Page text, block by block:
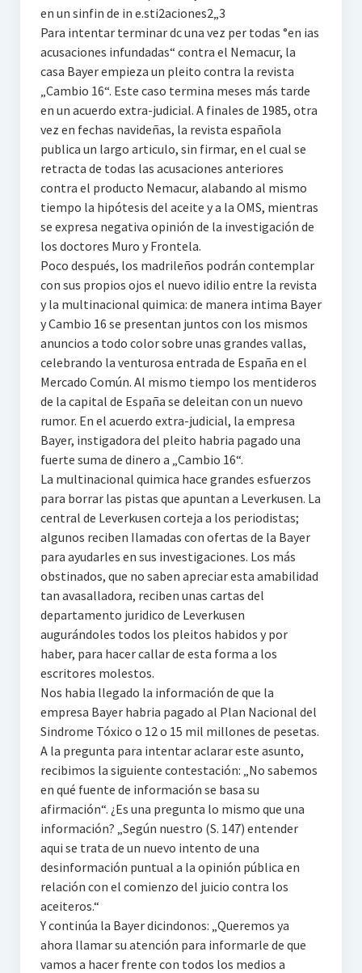
en un sinfin de in e.sti2aciones2„3
Para intentar terminar dc una vez per todas °en ias
acusaciones infundadas“ contra el Nemacur, la
casa Bayer empieza un pleito contra la revista
„Cambio 16“. Este caso termina meses más tarde
en un acuerdo extra-judicial. A finales de 1985, otra
vez en fechas navideñas, la revista española
publica un largo articulo, sin firmar, en el cual se
retracta de todas las acusaciones anteriores
contra el producto Nemacur, alabando al mismo
tiempo la hipótesis del aceite y a la OMS, mientras
se expresa negativa opinión de la investigación de
los doctores Muro y Frontela.
Poco después, los madrileños podrán contemplar
con sus propios ojos el nuevo idilio entre la revista
y la multinacional quimica: de manera intima Bayer
y Cambio 16 se presentan juntos con los mismos
anuncios a todo color sobre unas grandes vallas,
celebrando la venturosa entrada de España en el
Mercado Común. Al mismo tiempo los mentideros
de la capital de España se deleitan con un nuevo
rumor. En el acuerdo extra-judicial, la empresa
Bayer, instigadora del pleito habria pagado una
fuerte suma de dinero a „Cambio 16“.
La multinacional quimica hace grandes esfuerzos
para borrar las pistas que apuntan a Leverkusen. La
central de Leverkusen corteja a los periodistas;
algunos reciben Ilamadas con ofertas de la Bayer
para ayudarles en sus investigaciones. Los más
obstinados, que no saben apreciar esta amabilidad
tan avasalladora, reciben unas cartas del
departamento juridico de Leverkusen
augurándoles todos los pleitos habidos y por
haber, para hacer callar de esta forma a los
escritores molestos.
Nos habia llegado la información de que la
empresa Bayer habria pagado al Plan Nacional del
Sindrome Tóxico o 12 o 15 mil millones de pesetas.
A la pregunta para intentar aclarar este asunto,
recibimos la siguiente contestación: „No sabemos
en qué fuente de información se basa su
afirmación“. ¿Es una pregunta lo mismo que una
información? „Según nuestro (S. 147) entender
aqui se trata de un nuevo intento de una
desinformación puntual a la opinión pública en
relación con el comienzo del juicio contra los
aceiteros.“
Y continúa la Bayer dicindonos: „Queremos ya
ahora llamar su atención para informarle de que
vamos a hacer frente con todos los medios a